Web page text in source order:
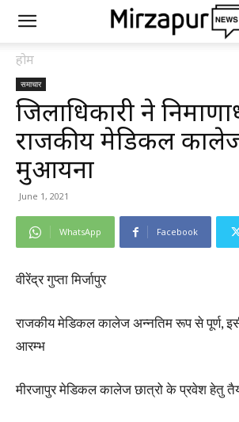
होम
समाचार
जिलाधिकारी ने
राजकीय मेडिकल
मुआयना
June 1, 2021
WhatsApp Facebook
वीरेंद्र गुप्ता मिर्जापुर
राजकीय मेडिकल कालेज अन्नतिम रूप से पूर्ण,
आरम्भ
मीरजापुर मेडिकल कालेज छात्रो के प्रवेश हेतु